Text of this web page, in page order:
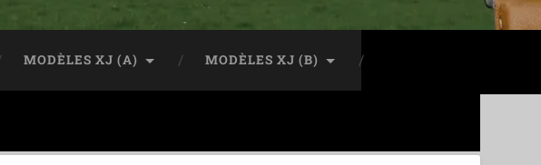
MODÈLES XJ (A) MODÈLES XJ (B)